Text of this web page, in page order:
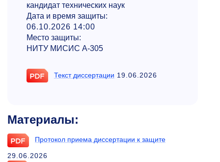
кандидат технических наук
Дата и время защиты:
06.10.2026 14:00
Место защиты:
НИТУ МИСИС А-305
Текст диссертации 19.06.2026
Материалы:
Протокол приема диссертации к защите
29.06.2026